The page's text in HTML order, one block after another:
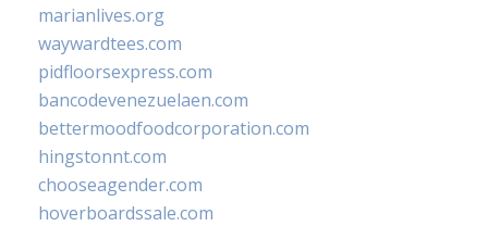
marianlives.org
waywardtees.com
pidfloorsexpress.com
bancodevenezuelaen.com
bettermoodfoodcorporation.com
hingstonnt.com
chooseagender.com
hoverboardssale.com